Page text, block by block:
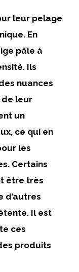
leur pelage
En
pâle à
Ils
nuances
de leur
un
ce qui en
les
Certains
être très
d’autres
Il est
ces
produits